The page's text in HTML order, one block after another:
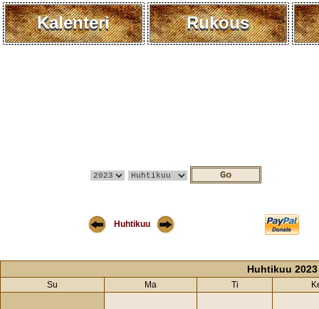
Kalenteri Rukous
Huhtikuu
Huhtikuu 2023
Su Ma Ti